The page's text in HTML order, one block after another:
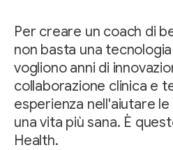
Per creare un coach di
non basta una
vogliono anni di
collaborazione clinica e
esperienza nell'aiutare
una vita più sana. È
Health.